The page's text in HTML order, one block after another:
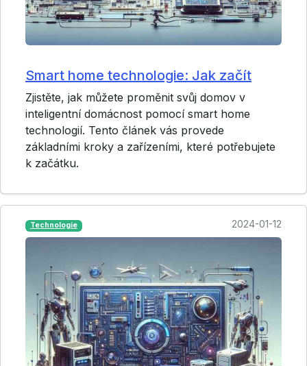
Smart home technologie: Jak začít
Zjistěte, jak můžete proměnit svůj domov v
inteligentní domácnost pomocí smart home
technologií. Tento článek vás provede
základními kroky a zařízeními, které potřebujete
k začátku.
Technologie 2024-01-12